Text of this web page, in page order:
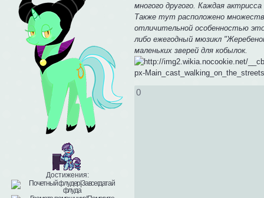
Достижения:
многого другого. Каждая
Также тут расположено
отличительной особенностью
либо ежегодный мюзикл
маленьких зверей для кобылок.
0